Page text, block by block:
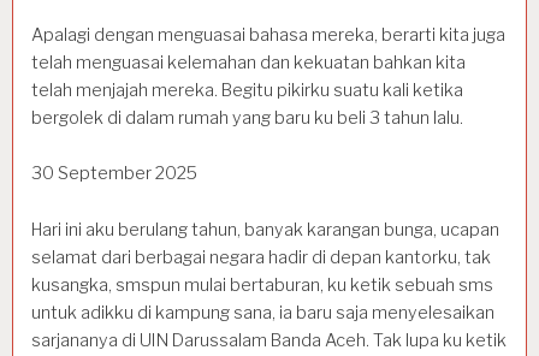
Apalagi dengan menguasai bahasa mereka, berarti kita juga
telah menguasai kelemahan dan kekuatan bahkan kita
telah menjajah mereka. Begitu pikirku suatu kali ketika
bergolek di dalam rumah yang baru ku beli 3 tahun lalu.
30 September 2025
Hari ini aku berulang tahun, banyak karangan bunga, ucapan
selamat dari berbagai negara hadir di depan kantorku, tak
kusangka, smspun mulai bertaburan, ku ketik sebuah sms
untuk adikku di kampung sana, ia baru saja menyelesaikan
sarjananya di UIN Darussalam Banda Aceh. Tak lupa ku ketik